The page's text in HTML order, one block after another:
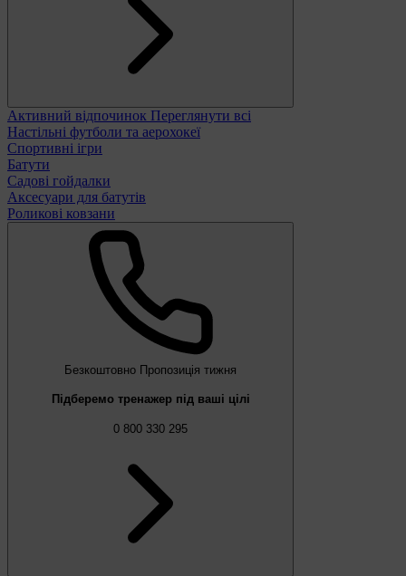
Активний відпочинок Переглянути всі
Настільні футболи та аерохокеї
Спортивні ігри
Батути
Садові гойдалки
Аксесуари для батутів
Роликові ковзани
Безкоштовно Пропозиція тижня
Підберемо тренажер під ваші цілі
0 800 330 295